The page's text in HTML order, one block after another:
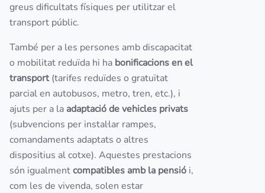
greus dificultats físiques per utilitzar el
transport públic.
També per a les persones amb discapacitat
o mobilitat reduïda hi ha bonificacions en el
transport(tarifes reduïdes o gratuïtat
parcial en autobusos, metro, tren, etc.), i
ajuts per a la adaptació de vehicles privats
(subvencions per instal·lar rampes,
comandaments adaptats o altres
dispositius al cotxe). Aquestes prestacions
són igualmentcompatibles amb la pensió i,
com les de vivenda, solen estar